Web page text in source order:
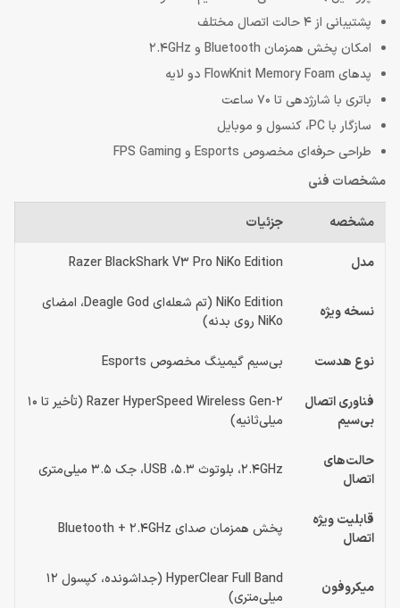
پشتیبانی از 4 حالت اتصال مختلف
امکان پخش همزمان Bluetooth و 2.4GHz
پدهای FlowKnit Memory Foam دو لایه
باتری با شارژدهی تا 70 ساعت
سازگار با PC، کنسول و موبایل
طراحی حرفه‌ای مخصوص Esports و FPS Gaming
مشخصات فنی
مشخصه جزئیات
مدل Razer BlackShark V3 Pro NiKo Edition
نسخه ویژه
NiKo Edition (تم شعله‌ای Deagle God، امضای
NiKo روی بدنه)
نوع هدست بی‌سیم گیمینگ مخصوص Esports
فناوری اتصال
بی‌سیم
Razer HyperSpeed Wireless Gen-2 (تأخیر تا 10
میلی‌ثانیه)
حالت‌های
اتصال
2.4GHz، بلوتوث 5.3، USB، جک 3.5 میلی‌متری
قابلیت ویژه
اتصال
پخش همزمان صدای Bluetooth + 2.4GHz
میکروفون
HyperClear Full Band (جداشونده، کپسول 12
میلی‌متری)